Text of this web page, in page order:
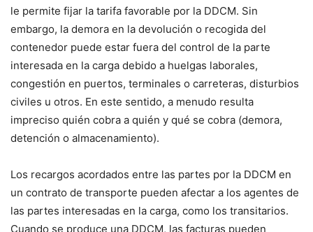
le permite fijar la tarifa favorable por la DDCM. Sin
embargo, la demora en la devolución o recogida del
contenedor puede estar fuera del control de la parte
interesada en la carga debido a huelgas laborales,
congestión en puertos, terminales o carreteras, disturbios
civiles u otros. En este sentido, a menudo resulta
impreciso quién cobra a quién y qué se cobra (demora,
detención o almacenamiento).
Los recargos acordados entre las partes por la DDCM en
un contrato de transporte pueden afectar a los agentes de
las partes interesadas en la carga, como los transitarios.
Cuando se produce una DDCM, las facturas pueden